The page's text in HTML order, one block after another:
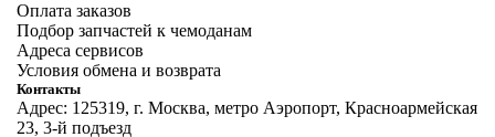
Оплата заказов
Подбор запчастей к чемоданам
Адреса сервисов
Условия обмена и возврата
Контакты
Адрес: 125319, г. Москва, метро Аэропорт, Красноармейская
23, 3-й подъезд